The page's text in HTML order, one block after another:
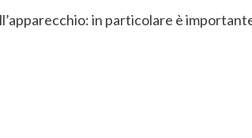
in particolare è